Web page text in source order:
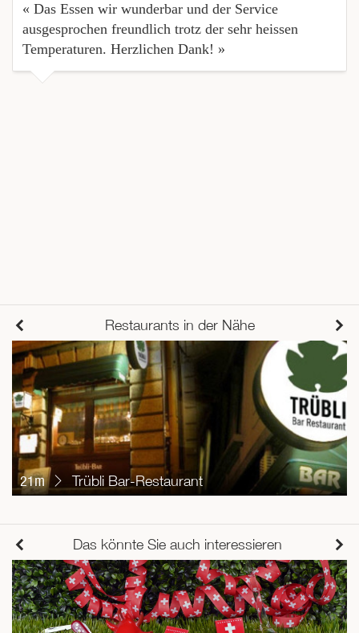
« Das Essen wir wunderbar und der Service
ausgesprochen freundlich trotz der sehr heissen
Temperaturen. Herzlichen Dank! »
Restaurants in der Nähe
21m Trübli Bar-Restaurant
Das könnte Sie auch interessieren